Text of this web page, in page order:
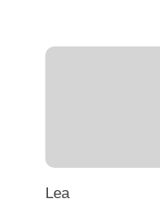
Lea